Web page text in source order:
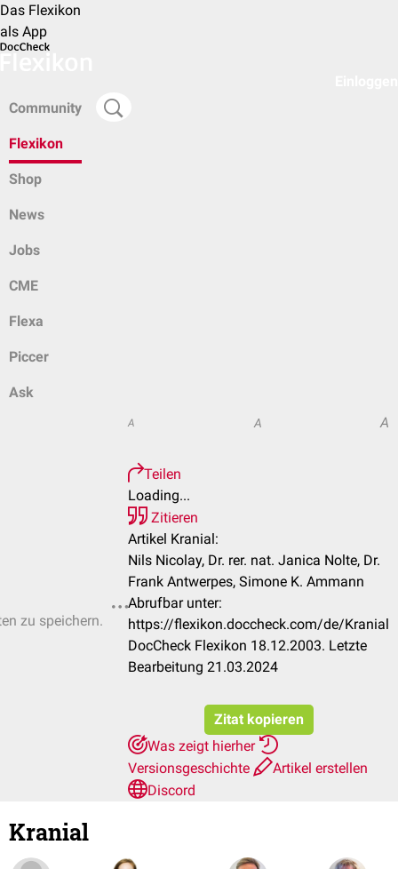
Das Flexikon
als App
Community
Flexikon
Shop
News
Jobs
CME
Flexa
Piccer
Ask
zu speichern.
A A A
Teilen
Loading...
Zitieren
Artikel Kranial:
Nils Nicolay, Dr. rer. nat. Janica Nolte, Dr.
Frank Antwerpes, Simone K. Ammann
Abrufbar unter:
https://flexikon.doccheck.com/de/Kranial
DocCheck Flexikon 18.12.2003. Letzte
Bearbeitung 21.03.2024
Zitat kopieren
Was zeigt hierher
Versionsgeschichte
Artikel erstellen
Discord
Kranial